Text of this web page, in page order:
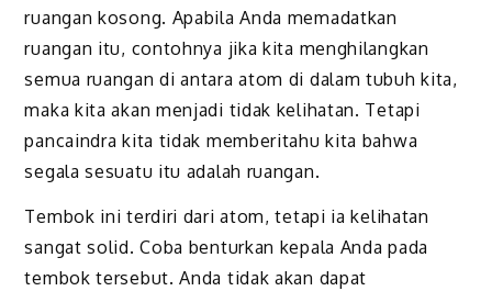
ruangan kosong. Apabila Anda memadatkan
ruangan itu, contohnya jika kita menghilangkan
semua ruangan di antara atom di dalam tubuh kita,
maka kita akan menjadi tidak kelihatan. Tetapi
pancaindra kita tidak memberitahu kita bahwa
segala sesuatu itu adalah ruangan.
Tembok ini terdiri dari atom, tetapi ia kelihatan
sangat solid. Coba benturkan kepala Anda pada
tembok tersebut. Anda tidak akan dapat